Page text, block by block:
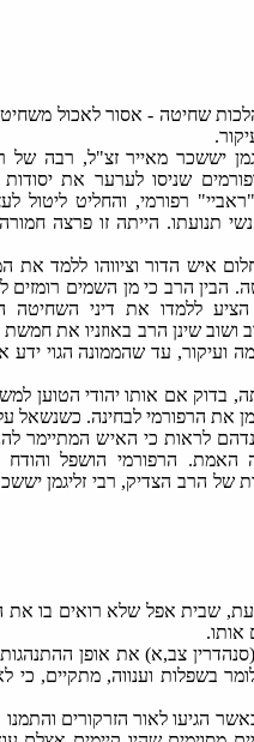
שחיטה - אסור לאכול
יששכר מאייר זצ"ל, רבה של
שניסו לערער את יסודות
רפורמי, והחליט ליטול
תנועתו. הייתה זו פרצה
איש הדור וציווהו ללמד את
הרב כי מן השמים רומזים
ללמדו את דיני השחיטה
ושוב שינן הרב באוזניו את
ועיקור, עד שהממונה הגוי ידע
בדוק אם אותו יהודי הטוען
את הרפורמי לבחינה. כשנשאל
לראות כי האיש המתיימר
האמת. הרפורמי הושפל והודח
של הרב הצדיק, רבי זליגמן
שבית אפל שלא רואים בו את
אותו.
צב,א) את אופן
בשפלות וענווה, מתקיים, כי
הגיעו לאור הזרקורים והתמנו